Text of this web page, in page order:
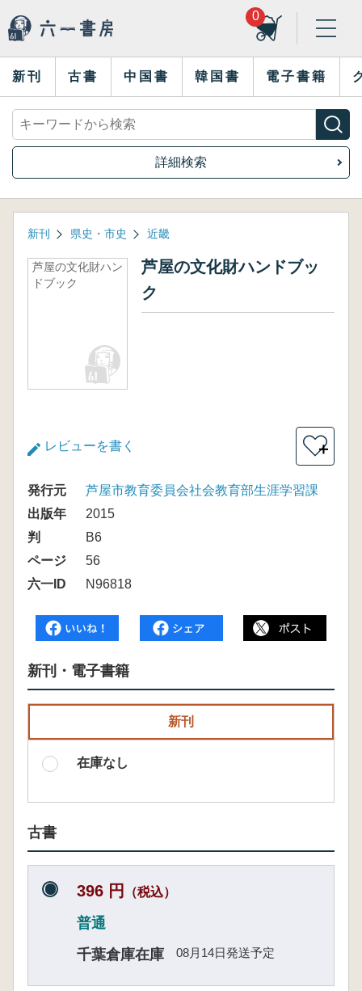
0
新刊 古書 中国書 韓国書 電子書籍
詳細検索
新刊 県史・市史 近畿
芦屋の文化財ハン
ドブック
芦屋の文化財ハンドブッ
ク
レビューを書く ＋
発行元
芦屋市教育委員会社会教育部生涯学習課
出版年
2015
判
B6
ページ
56
六一ID
N96818
新刊・電子書籍
新刊
在庫なし
古書
396 円 （税込）
普通
千葉倉庫在庫
08月14日発送予定